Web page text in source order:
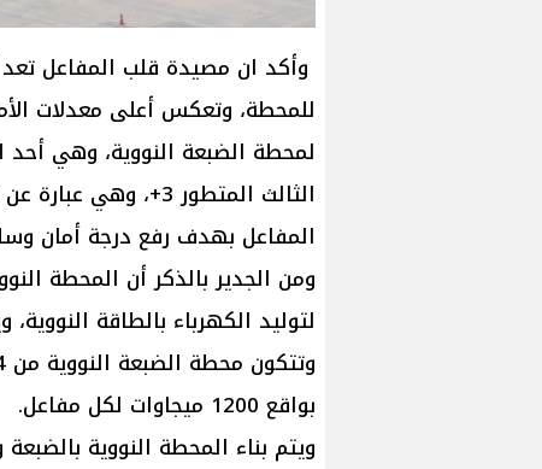
وأكد ان مصيدة قلب المفاعل تعد
للمحطة، وتعكس أعلى معدلات
لمحطة الضبعة النووية، وهي أحد
الثالث المتطور 3+،
المفاعل بهدف رفع درجة أمان
ومن الجدير بالذكر أن المحطة
لتوليد الكهرباء بالطاقة
بواقع 1200 ميجاوات لكل مفاعل.
ويتم بناء المحطة النووية